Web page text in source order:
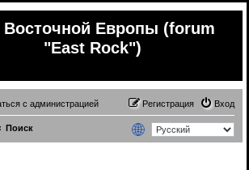
Восточной Европы (forum
"East Rock")
с администрацией Вход
Регистрация
Поиск